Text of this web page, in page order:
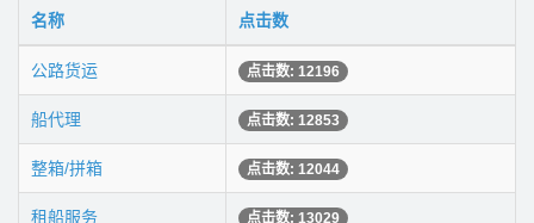
名称 点击数
公路货运 点击数: 12196
船代理 点击数: 12853
整箱/拼箱 点击数: 12044
租船服务 点击数: 13029